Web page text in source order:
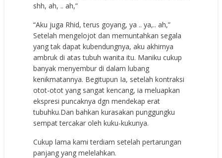
shh, ah, .. ah,”
“Aku juga Rhid, terus goyang, ya .. ya,.. ah,”
Setelah mengelojot dan memuntahkan segala
yang tak dapat kubendungnya, aku akhirnya
ambruk di atas tubuh wanita itu. Maniku cukup
banyak menyembur di dalam lubang
kenikmatannya. Begitupun Ia, setelah kontraksi
otot-otot yang sangat kencang, ia meluapkan
ekspresi puncaknya dgn mendekap erat
tubuhku.Dan bahkan kurasakan punggungku
sempat tercakar oleh kuku-kukunya.
Cukup lama kami terdiam setelah pertarungan
panjang yang melelahkan.